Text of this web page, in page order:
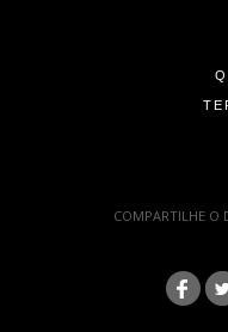
COMPARTILHE O